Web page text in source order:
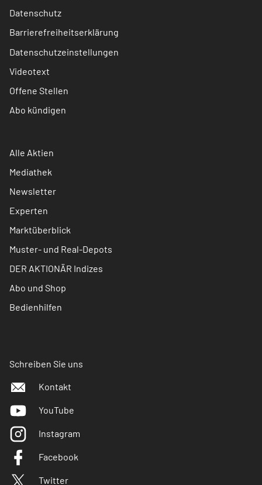
Datenschutz
Barrierefreiheitserklärung
Datenschutzeinstellungen
Videotext
Offene Stellen
Abo kündigen
Alle Aktien
Mediathek
Newsletter
Experten
Marktüberblick
Muster- und Real-Depots
DER AKTIONÄR Indizes
Abo und Shop
Bedienhilfen
Schreiben Sie uns
Kontakt
YouTube
Instagram
Facebook
Twitter